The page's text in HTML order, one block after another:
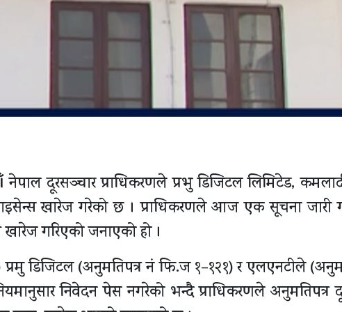
नेपाल दूरसञ्चार प्राधिकरणले प्रभु डिजिटल लिमिटेड,
खारेज गरेको छ । प्राधिकरणले आज एक सूचना जारी
गरिएको जनाएको हो ।
डिजिटल (अनुमतिपत्र नं फि.ज १–१२१) र एलएनटीले
निवेदन पेस नगरेको भन्दै प्राधिकरणले अनुमतिपत्र